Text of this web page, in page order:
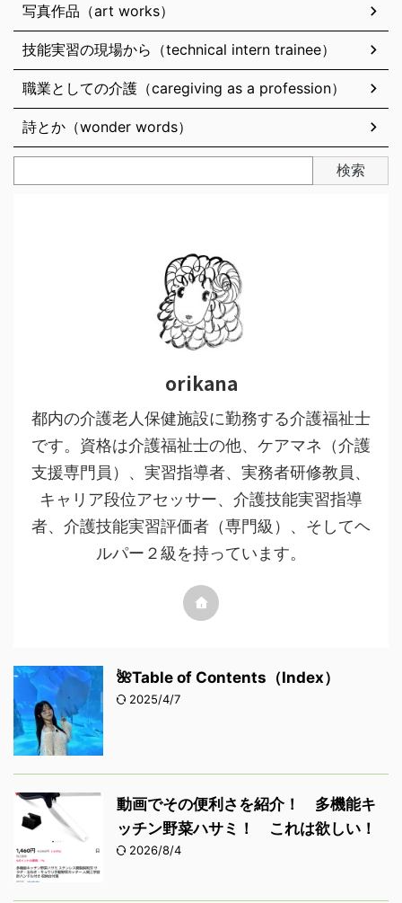
写真作品（art works）
技能実習の現場から（technical intern trainee）
職業としての介護（caregiving as a profession）
詩とか（wonder words）
検索
orikana
都内の介護老人保健施設に勤務する介護福祉士
です。資格は介護福祉士の他、ケアマネ（介護
支援専門員）、実習指導者、実務者研修教員、
キャリア段位アセッサー、介護技能実習指導
者、介護技能実習評価者（専門級）、そしてヘ
ルパー２級を持っています。
🌺Table of Contents（Index）
2025/4/7
動画でその便利さを紹介！ 多機能キ
ッチン野菜ハサミ！ これは欲しい！
2026/8/4